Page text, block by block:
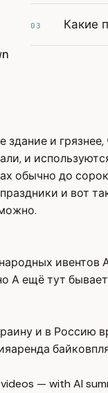
03 Какие
и
и
обычно до
и вот
ивентов
А ещё тут
и в
аренда байков
— with AI